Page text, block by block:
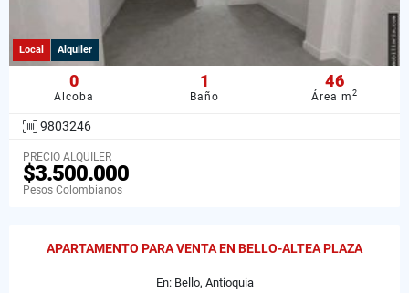
Local Alquiler
0
Alcoba
1
Baño
46
Área m2
9803246
PRECIO ALQUILER
$3.500.000
Pesos Colombianos
APARTAMENTO PARA VENTA EN BELLO-ALTEA PLAZA
En: Bello, Antioquia